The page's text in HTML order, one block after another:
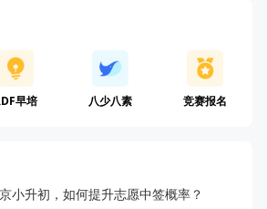
早培 八少八素 竞赛报名
小升初，如何提升志愿中签概率？